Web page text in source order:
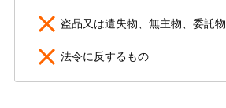
盗品又は遺失物、無主物、委託物
法令に反するもの